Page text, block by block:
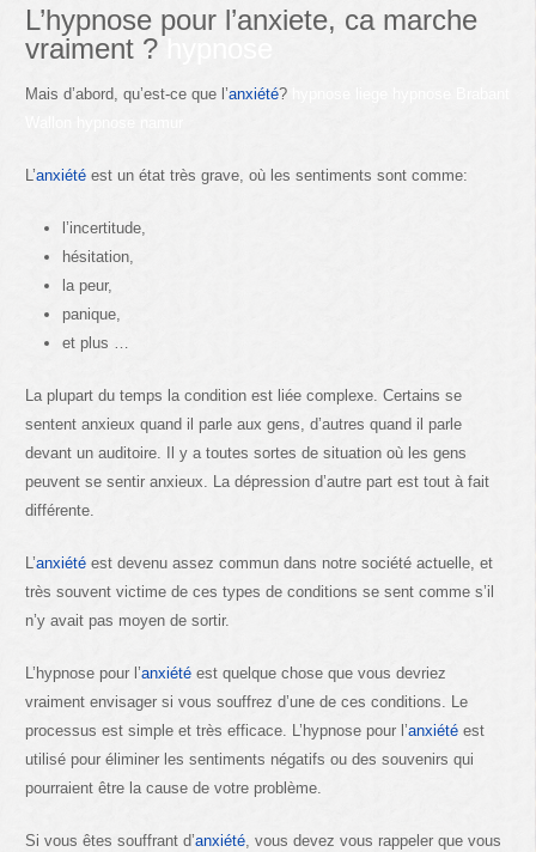
L’hypnose pour l’anxiete, ca marche
vraiment ?
Mais d’abord, qu’est-ce que l’anxiété?
L’anxiété est un état très grave, où les sentiments sont comme:
l’incertitude,
hésitation,
la peur,
panique,
et plus …
La plupart du temps la condition est liée complexe. Certains se
sentent anxieux quand il parle aux gens, d’autres quand il parle
devant un auditoire. Il y a toutes sortes de situation où les gens
peuvent se sentir anxieux. La dépression d’autre part est tout à fait
différente.
L’anxiété est devenu assez commun dans notre société actuelle, et
très souvent victime de ces types de conditions se sent comme s’il
n’y avait pas moyen de sortir.
L’hypnose pour l’anxiété est quelque chose que vous devriez
vraiment envisager si vous souffrez d’une de ces conditions. Le
processus est simple et très efficace. L’hypnose pour l’anxiété est
utilisé pour éliminer les sentiments négatifs ou des souvenirs qui
pourraient être la cause de votre problème.
Si vous êtes souffrant d’anxiété, vous devez vous rappeler que vous